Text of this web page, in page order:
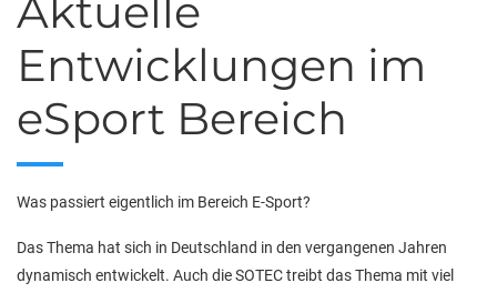
Aktuelle
Entwicklungen im
eSport Bereich
Was passiert eigentlich im Bereich E-Sport?
Das Thema hat sich in Deutschland in den vergangenen Jahren
dynamisch entwickelt. Auch die SOTEC treibt das Thema mit viel